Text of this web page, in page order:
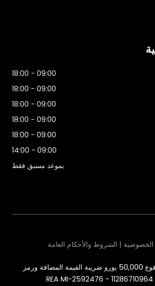
09:00 - 18:00
09:00 - 18:00
09:00 - 18:00
09:00 - 18:00
09:00 - 18:00
09:00 - 14:00
بموعد مسبق فقط
رأس المال المدفوع 50,000 يورو ضريبة القيمة المضافة ورمز
| الشروط والأحكام العامة